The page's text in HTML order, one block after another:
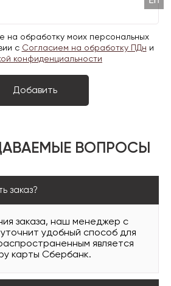
на обработку моих персональных
с Согласием на обработку ПДн и
конфиденциальности
ВОПРОСЫ
заказ?
заказа, наш менеджер с
удобный способ для
является
карты Сбербанк.